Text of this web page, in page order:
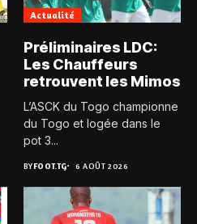
Actualité
Préliminaires LDC:
Les Chauffeurs
retrouvent les Mimos
L’ASCK du Togo championne
du Togo et logée dans le
pot 3...
BYFOOT.TG 6 AOÛT 2026